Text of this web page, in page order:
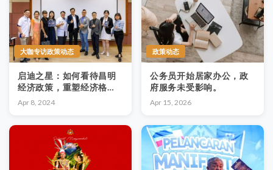
大咖专访政策动态
启迪之星：如何看待昌明
经济政策，重塑经济格
局？
Apr 8, 2024
政策动态
公务员开始居家办公，政
府服务未受影响。
Apr 15, 2026